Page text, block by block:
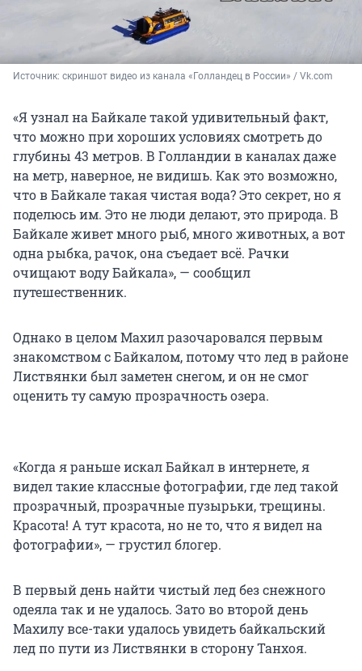
Источник: скриншот видео из канала «Голландец в России» / Vk.com
«Я узнал на Байкале такой удивительный факт,
что можно при хороших условиях смотреть до
глубины 43 метров. В Голландии в каналах даже
на метр, наверное, не видишь. Как это возможно,
что в Байкале такая чистая вода? Это секрет, но я
поделюсь им. Это не люди делают, это природа. В
Байкале живет много рыб, много животных, а вот
одна рыбка, рачок, она съедает всё. Рачки
очищают воду Байкала», — сообщил
путешественник.
Однако в целом Махил разочаровался первым
знакомством с Байкалом, потому что лед в районе
Листвянки был заметен снегом, и он не смог
оценить ту самую прозрачность озера.
«Когда я раньше искал Байкал в интернете, я
видел такие классные фотографии, где лед такой
прозрачный, прозрачные пузырьки, трещины.
Красота! А тут красота, но не то, что я видел на
фотографии», — грустил блогер.
В первый день найти чистый лед без снежного
одеяла так и не удалось. Зато во второй день
Махилу все-таки удалось увидеть байкальский
лед по пути из Листвянки в сторону Танхоя.